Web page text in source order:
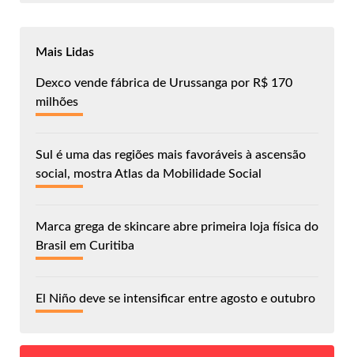
Mais Lidas
Dexco vende fábrica de Urussanga por R$ 170
milhões
Sul é uma das regiões mais favoráveis à ascensão
social, mostra Atlas da Mobilidade Social
Marca grega de skincare abre primeira loja física do
Brasil em Curitiba
El Niño deve se intensificar entre agosto e outubro